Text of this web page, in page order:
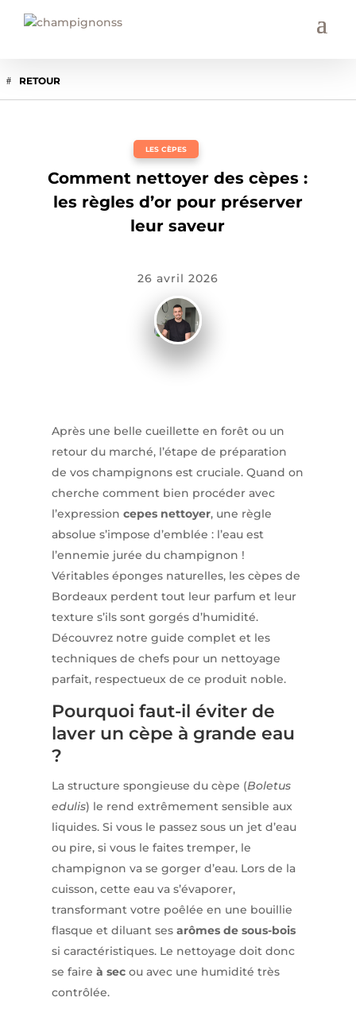
RETOUR
LES CÈPES
Comment nettoyer des cèpes :
les règles d’or pour préserver
leur saveur
26 avril 2026
Après une belle cueillette en forêt ou un
retour du marché, l’étape de préparation
de vos champignons est cruciale. Quand on
cherche comment bien procéder avec
l’expression cepes nettoyer, une règle
absolue s’impose d’emblée : l’eau est
l’ennemie jurée du champignon !
Véritables éponges naturelles, les cèpes de
Bordeaux perdent tout leur parfum et leur
texture s’ils sont gorgés d’humidité.
Découvrez notre guide complet et les
techniques de chefs pour un nettoyage
parfait, respectueux de ce produit noble.
Pourquoi faut-il éviter de
laver un cèpe à grande eau
?
La structure spongieuse du cèpe (Boletus
edulis) le rend extrêmement sensible aux
liquides. Si vous le passez sous un jet d’eau
ou pire, si vous le faites tremper, le
champignon va se gorger d’eau. Lors de la
cuisson, cette eau va s’évaporer,
transformant votre poêlée en une bouillie
flasque et diluant ses arômes de sous-bois
si caractéristiques. Le nettoyage doit donc
se faire à secou avec une humidité très
contrôlée.